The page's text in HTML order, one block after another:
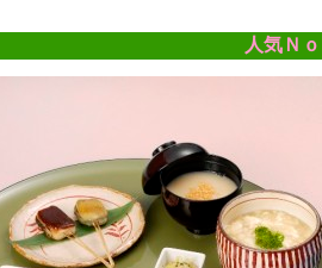
人気Ｎ